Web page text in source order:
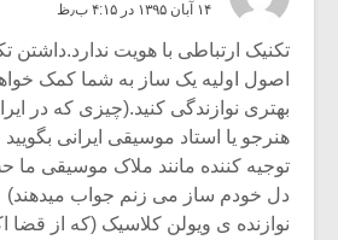
۱۴ آبان ۱۳۹۵ در ۴:۱۵ ب٫ظ
تکنیک ارتباطی با هویت ندارد.داشتن
اصول اولیه یک ساز به شما کمک
بهتری نوازندگی کنید.(چیزی که در
هنرجو یا استاد موسیقی ایرانی بگویید
توجیه کننده مانند ملاک موسیقی
دل خودم ساز می زنم جواب میدهند)
نوازنده ی ویولن کلاسیک (که از قضا